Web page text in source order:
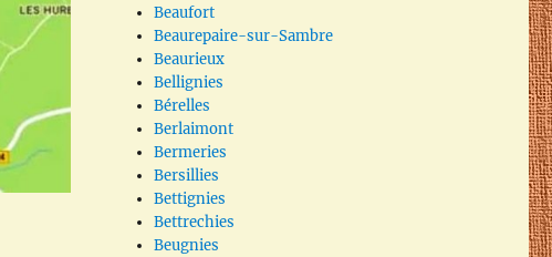
Beaufort
Beaurepaire-sur-Sambre
Beaurieux
Bellignies
Bérelles
Berlaimont
Bermeries
Bersillies
Bettignies
Bettrechies
Beugnies